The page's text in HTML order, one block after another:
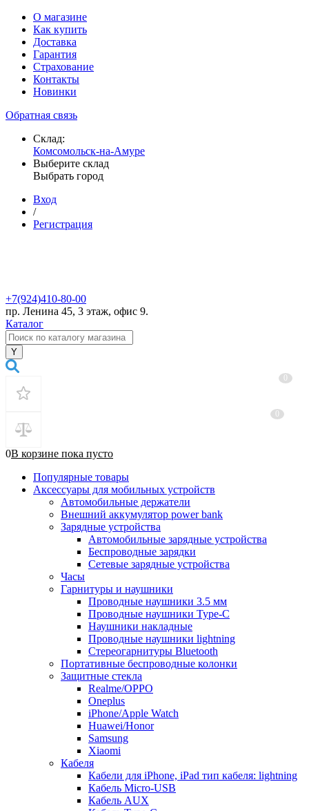
О магазине
Как купить
Доставка
Гарантия
Страхование
Контакты
Новинки
Обратная связь
Склад:
Комсомольск-на-Амуре
Выберите склад
Выбрать город
Вход
/
Регистрация
+7(924)410-80-00
пр. Ленина 45, 3 этаж, офис 9.
Каталог
0В корзине пока пусто
Популярные товары
Аксессуары для мобильных устройств
Автомобильные держатели
Внешний аккумулятор power bank
Зарядные устройства
Автомобильные зарядные устройства
Беспроводные зарядки
Сетевые зарядные устройства
Часы
Гарнитуры и наушники
Проводные наушники 3.5 мм
Проводные наушники Type-C
Наушники накладные
Проводные наушники lightning
Стереогарнитуры Bluetooth
Портативные беспроводные колонки
Защитные стекла
Realme/OPPO
Oneplus
iPhone/Apple Watch
Huawei/Honor
Samsung
Xiaomi
Кабеля
Кабели для iPhone, iPad тип кабеля: lightning
Кабель Micro-USB
Кабель AUX